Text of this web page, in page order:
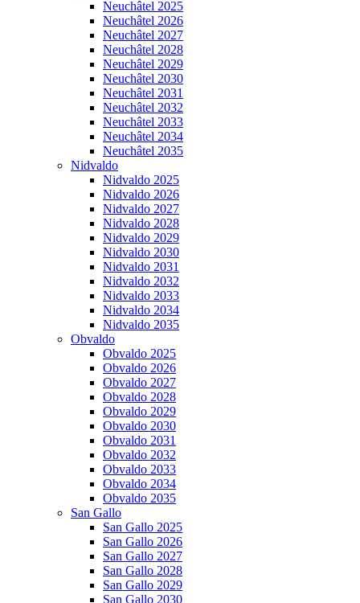
Neuchâtel 2025
Neuchâtel 2026
Neuchâtel 2027
Neuchâtel 2028
Neuchâtel 2029
Neuchâtel 2030
Neuchâtel 2031
Neuchâtel 2032
Neuchâtel 2033
Neuchâtel 2034
Neuchâtel 2035
Nidvaldo
Nidvaldo 2025
Nidvaldo 2026
Nidvaldo 2027
Nidvaldo 2028
Nidvaldo 2029
Nidvaldo 2030
Nidvaldo 2031
Nidvaldo 2032
Nidvaldo 2033
Nidvaldo 2034
Nidvaldo 2035
Obvaldo
Obvaldo 2025
Obvaldo 2026
Obvaldo 2027
Obvaldo 2028
Obvaldo 2029
Obvaldo 2030
Obvaldo 2031
Obvaldo 2032
Obvaldo 2033
Obvaldo 2034
Obvaldo 2035
San Gallo
San Gallo 2025
San Gallo 2026
San Gallo 2027
San Gallo 2028
San Gallo 2029
San Gallo 2030